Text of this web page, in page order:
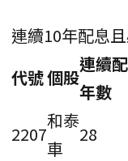
連續10年配息
代號個股
連續
年數
2207
和泰
車
28